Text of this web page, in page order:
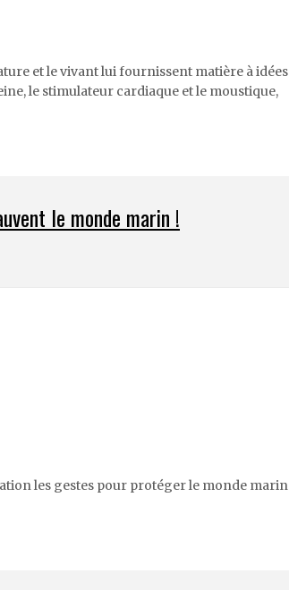
et le vivant lui fournissent matière à idées
le stimulateur cardiaque et le moustique,
le monde marin !
les gestes pour protéger le monde marin